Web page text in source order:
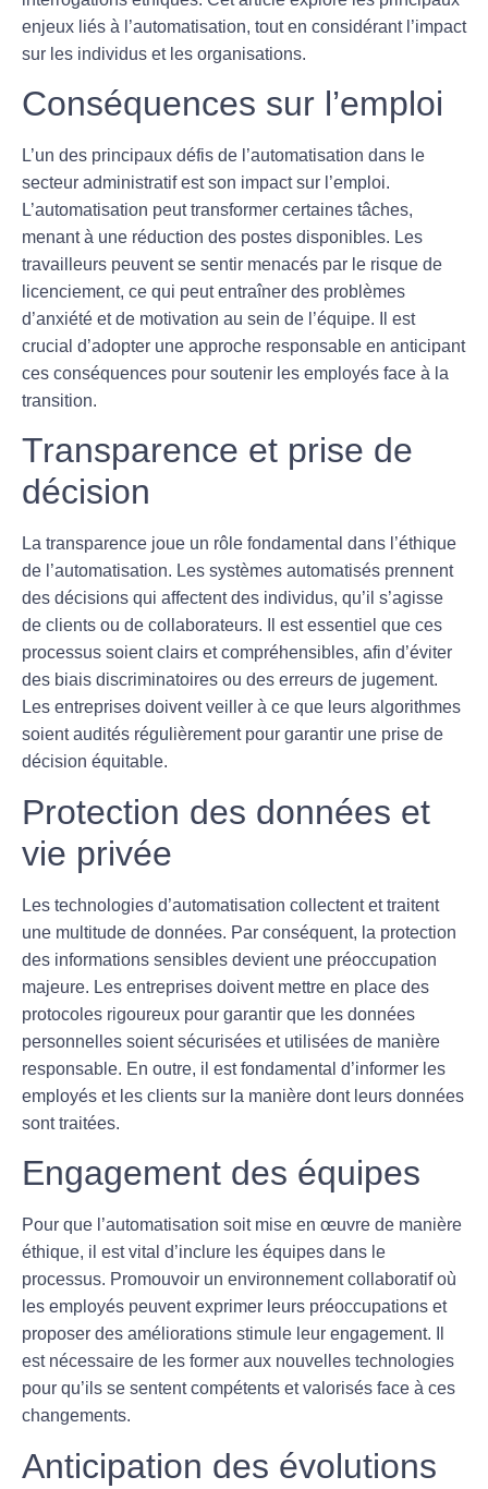
enjeux liés à l’automatisation, tout en considérant l’impact
sur les individus et les organisations.
Conséquences sur l’emploi
L’un des principaux défis de l’automatisation dans le
secteur administratif est son impact sur l’emploi.
L’automatisation peut transformer certaines tâches,
menant à une réduction des postes disponibles. Les
travailleurs peuvent se sentir menacés par le risque de
licenciement, ce qui peut entraîner des problèmes
d’anxiété et de motivation au sein de l’équipe. Il est
crucial d’adopter une approche responsable en anticipant
ces conséquences pour soutenir les employés face à la
transition.
Transparence et prise de
décision
La transparence joue un rôle fondamental dans l’éthique
de l’automatisation. Les systèmes automatisés prennent
des décisions qui affectent des individus, qu’il s’agisse
de clients ou de collaborateurs. Il est essentiel que ces
processus soient clairs et compréhensibles, afin d’éviter
des biais discriminatoires ou des erreurs de jugement.
Les entreprises doivent veiller à ce que leurs algorithmes
soient audités régulièrement pour garantir une prise de
décision équitable.
Protection des données et
vie privée
Les technologies d’automatisation collectent et traitent
une multitude de données. Par conséquent, la protection
des informations sensibles devient une préoccupation
majeure. Les entreprises doivent mettre en place des
protocoles rigoureux pour garantir que les données
personnelles soient sécurisées et utilisées de manière
responsable. En outre, il est fondamental d’informer les
employés et les clients sur la manière dont leurs données
sont traitées.
Engagement des équipes
Pour que l’automatisation soit mise en œuvre de manière
éthique, il est vital d’inclure les équipes dans le
processus. Promouvoir un environnement collaboratif où
les employés peuvent exprimer leurs préoccupations et
proposer des améliorations stimule leur engagement. Il
est nécessaire de les former aux nouvelles technologies
pour qu’ils se sentent compétents et valorisés face à ces
changements.
Anticipation des évolutions